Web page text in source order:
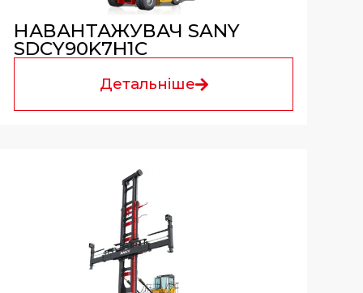
НАВАНТАЖУВАЧ SANY
SDCY90K7H1C
Детальніше